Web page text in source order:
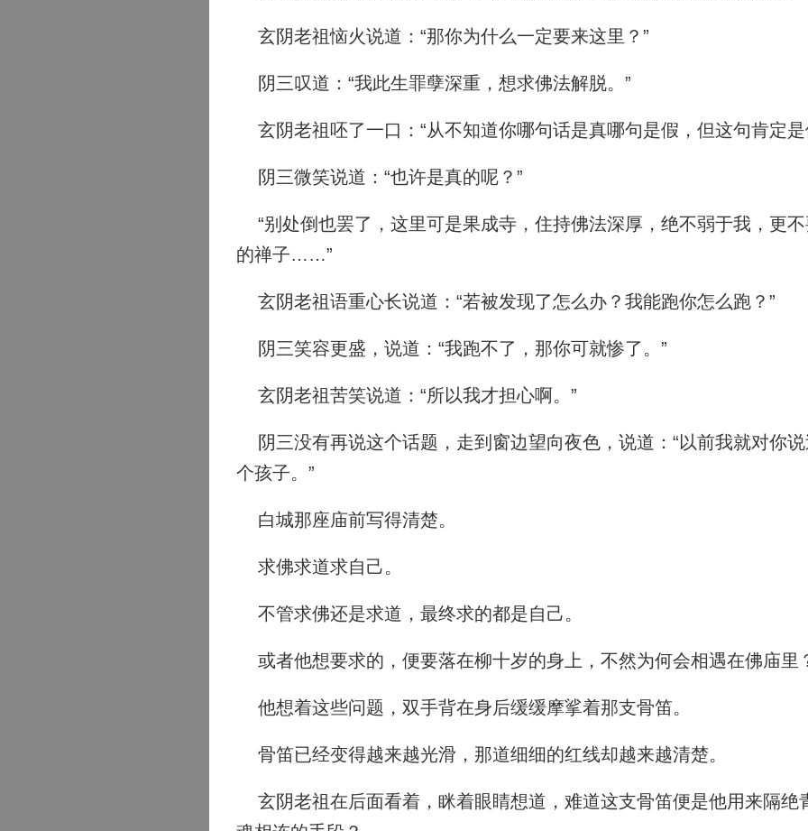
玄阴老祖恼火说道：“那你为什么一定要来这里？”
阴三叹道：“我此生罪孽深重，想求佛法解脱。”
玄阴老祖呸了一口：“从不知道你哪句话是真哪句是假，但这句肯定是
阴三微笑说道：“也许是真的呢？”
“别处倒也罢了，这里可是果成寺，住持佛法深厚，绝不弱于我，更
的禅子……”
玄阴老祖语重心长说道：“若被发现了怎么办？我能跑你怎么跑？”
阴三笑容更盛，说道：“我跑不了，那你可就惨了。”
玄阴老祖苦笑说道：“所以我才担心啊。”
阴三没有再说这个话题，走到窗边望向夜色，说道：“以前我就对你
个孩子。”
白城那座庙前写得清楚。
求佛求道求自己。
不管求佛还是求道，最终求的都是自己。
或者他想要求的，便要落在柳十岁的身上，不然为何会相遇在佛庙里
他想着这些问题，双手背在身后缓缓摩挲着那支骨笛。
骨笛已经变得越来越光滑，那道细细的红线却越来越清楚。
玄阴老祖在后面看着，眯着眼睛想道，难道这支骨笛便是他用来隔绝